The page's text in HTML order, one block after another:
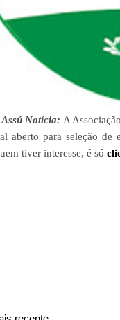
Notícia: A
aberto para seleção
tiver interesse, é só